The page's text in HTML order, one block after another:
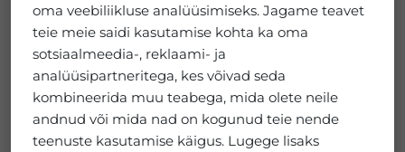
oma veebiliikluse analüüsimiseks. Jagame teavet
teie meie saidi kasutamise kohta ka oma
sotsiaalmeedia-, reklaami- ja
analüüsipartneritega, kes võivad seda
kombineerida muu teabega, mida olete neile
andnud või mida nad on kogunud teie nende
teenuste kasutamise käigus. Lugege lisaks